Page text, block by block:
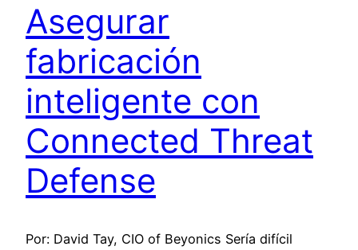
Asegurar
fabricación
inteligente con
Connected Threat
Defense
Por: David Tay, CIO of Beyonics Sería difícil